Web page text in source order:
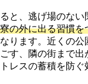
と、逃げ場のない
の外に出る習慣を
ります。近くの公
す、隣の街まで
レスの蓄積を防ぐ